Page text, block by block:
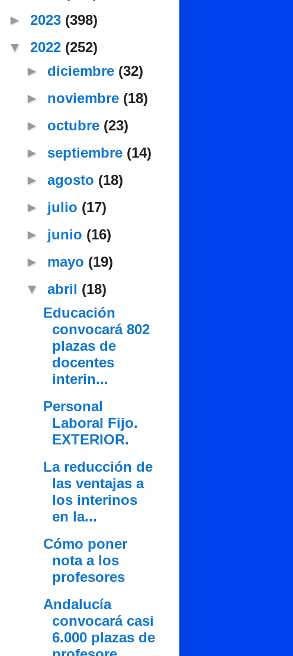
► 2023 (398)
▼ 2022 (252)
► diciembre (32)
► noviembre (18)
► octubre (23)
► septiembre (14)
► agosto (18)
► julio (17)
► junio (16)
► mayo (19)
▼ abril (18)
Educación
convocará 802
plazas de
docentes
interin...
Personal
Laboral Fijo.
EXTERIOR.
La reducción de
las ventajas a
los interinos
en la...
Cómo poner
nota a los
profesores
Andalucía
convocará casi
6.000 plazas de